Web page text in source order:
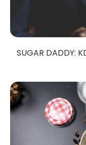
SUGAR DADDY: